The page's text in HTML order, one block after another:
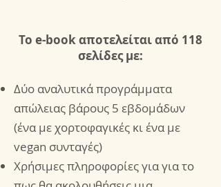
Το e-book αποτελείται από 118
σελίδες με:
Δύο αναλυτικά προγράμματα
απώλειας βάρους 5 εβδομάδων
(ένα με χορτοφαγικές κι ένα με
vegan συνταγές)
Xρήσιμες πληροφορίες για για το